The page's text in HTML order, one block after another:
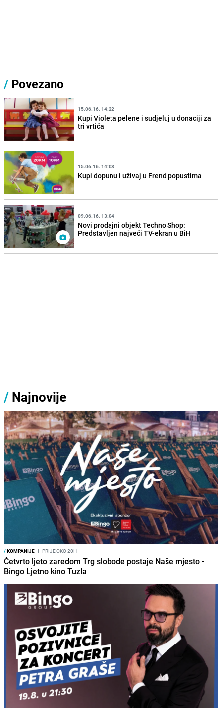
/ Povezano
15.06.16. 14:22
Kupi Violeta pelene i sudjeluj u donaciji za
tri vrtića
15.06.16. 14:08
Kupi dopunu i uživaj u Frend popustima
09.06.16. 13:04
Novi prodajni objekt Techno Shop:
Predstavljen najveći TV-ekran u BiH
/ Najnovije
/KOMPANIJE I PRIJE OKO 20H
Četvrto ljeto zaredom Trg slobode postaje Naše mjesto -
Bingo Ljetno kino Tuzla